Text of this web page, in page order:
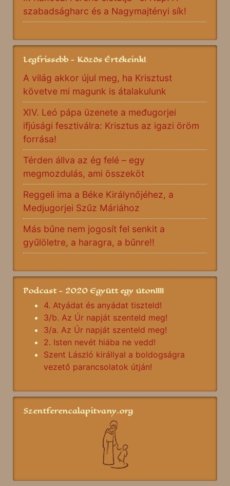
szabadságharc és a Nagymajtényi sík!
Legfrissebb - Közös Értékeink!
A világ akkor újul meg, ha Krisztust
követve mi magunk is átalakulunk
XIV. Leó pápa üzenete a međugorjei
ifjúsági fesztiválra: Krisztus az igazi öröm
forrása!
Térden állva az ég felé – egy
megmozdulás, ami összeköt
Reggeli ima a Béke Királynőjéhez, a
Medjugorjei Szűz Máriához
Más bűne nem jogosít fel senkit a
gyűlöletre, a haragra, a bűnre!!
Podcast - 2020 Együtt egy úton!!!!
4. Atyádat és anyádat tiszteld!
3/b. Az Úr napját szenteld meg!
3/a. Az Úr napját szenteld meg!
2. Isten nevét hiába ne vedd!
Szent László királlyal a boldogságra
vezető parancsolatok útján!
Szentferencalapitvany.org